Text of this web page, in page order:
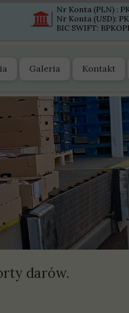
Nr Konta (PLN) :
Nr Konta (USD):
BIC SWIFT:
Galeria Kontakt
darów.